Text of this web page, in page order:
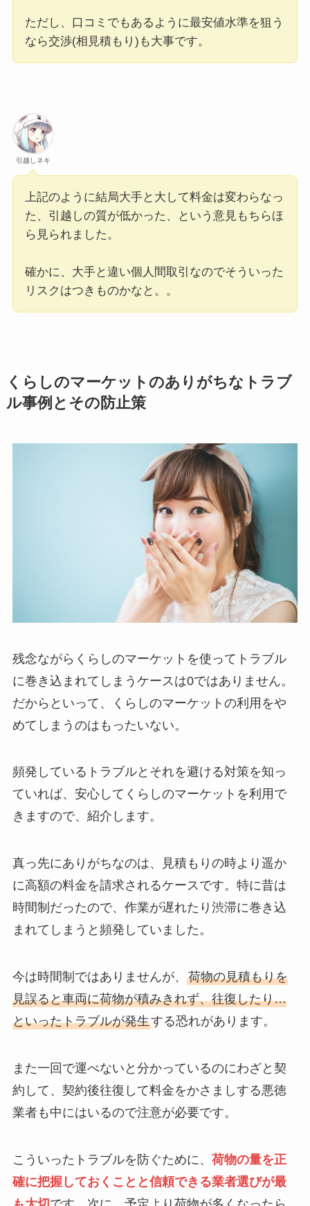
ただし、口コミでもあるように最安値水準を狙う
なら交渉(相見積もり)も大事です。
引越しネキ
上記のように結局大手と大して料金は変わらなっ
た、引越しの質が低かった、という意見もちらほ
ら見られました。
確かに、大手と違い個人間取引なのでそういった
リスクはつきものかなと。。
くらしのマーケットのありがちなトラブ
ル事例とその防止策
残念ながらくらしのマーケットを使ってトラブル
に巻き込まれてしまうケースは0ではありません。
だからといって、くらしのマーケットの利用をや
めてしまうのはもったいない。
頻発しているトラブルとそれを避ける対策を知っ
ていれば、安心してくらしのマーケットを利用で
きますので、紹介します。
真っ先にありがちなのは、見積もりの時より遥か
に高額の料金を請求されるケースです。特に昔は
時間制だったので、作業が遅れたり渋滞に巻き込
まれてしまうと頻発していました。
今は時間制ではありませんが、 荷物の見積もりを
見誤ると車両に荷物が積みきれず、往復したり…
といったトラブルが発生する恐れがあります。
また一回で運べないと分かっているのにわざと契
約して、契約後往復して料金をかさましする悪徳
業者も中にはいるので注意が必要です。
こういったトラブルを防ぐために、 荷物の量を正
確に把握しておくことと信頼できる業者選びが最